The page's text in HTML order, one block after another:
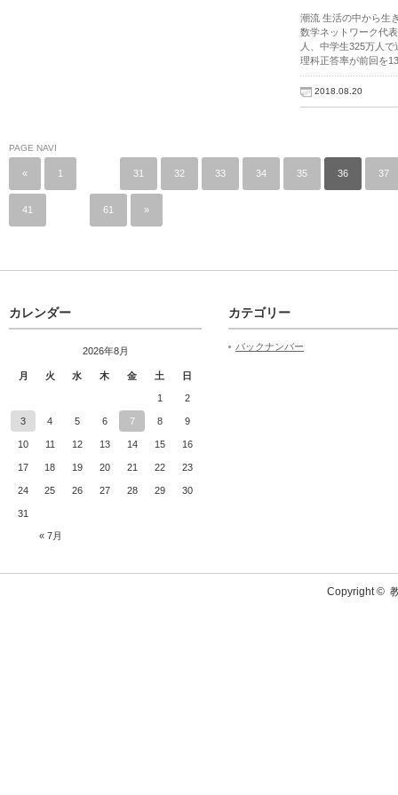
潮流 生活の中から生
数学ネットワーク代
人、中学生325万人
理科正答率が前回を
2018.08.20
PAGE NAVI
« 1 31 32 33 34 35 36 37
41 61 »
カレンダー
2026年8月
月 火 水 木 金 土 日
« 7月
1 2
3 4 5 6 7 8 9
10 11 12 13 14 15 16
17 18 19 20 21 22 23
24 25 26 27 28 29 30
31
カテゴリー
バックナンバー
Copyright ©